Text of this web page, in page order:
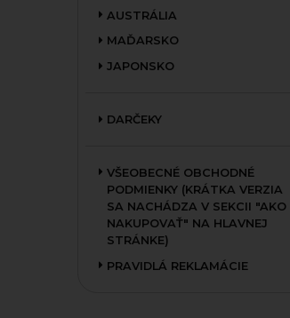
AUSTRÁLIA
MAĎARSKO
JAPONSKO
DARČEKY
VŠEOBECNÉ OBCHODNÉ
PODMIENKY (KRÁTKA VERZIA
SA NACHÁDZA V SEKCII "AKO
NAKUPOVAŤ" NA HLAVNEJ
STRÁNKE)
PRAVIDLÁ REKLAMÁCIE